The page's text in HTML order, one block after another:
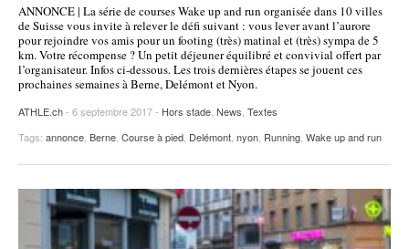
POURQUOI ATHLE.CH ?
ATHLE.CH RÉGIONS | VAUD
HIGHLIGHTS
LIVRES
ANNONCE | La série de courses Wake up and run organisée dans 10 villes
de Suisse vous invite à relever le défi suivant : vous lever avant l’aurore
pour rejoindre vos amis pour un footing (très) matinal et (très) sympa de 5
km. Votre récompense ? Un petit déjeuner équilibré et convivial offert par
l’organisateur. Infos ci-dessous. Les trois dernières étapes se jouent ces
prochaines semaines à Berne, Delémont et Nyon.
ATHLE.ch- 6 septembre 2017 - Hors stade News Textes
Tags: annonce Berne Course à pied Delémont nyon Running Wake up and run